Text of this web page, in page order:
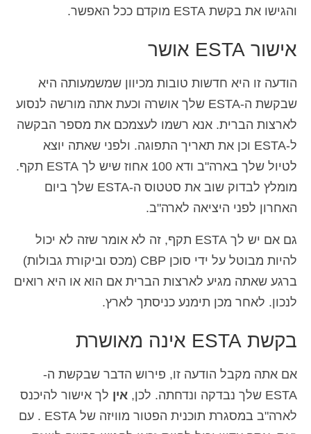
והגישו את בקשת ESTA מוקדם ככל האפשר.
אישור ESTA אושר
הודעה זו היא חדשות טובות מכיוון שמשמעותה היא
שבקשת ה-ESTA שלך אושרה וכעת אתה מורשה לנסוע
לארצות הברית. אנא רשמו לעצמכם את מספר הבקשה
ל-ESTA וכן את תאריך התפוגה. ולפני שאתה יוצא
לטיול שלך בארה"ב ודא 100 אחוז שיש לך ESTA תקף.
מומלץ לבדוק שוב את סטטוס ה-ESTA שלך ביום
האחרון לפני היציאה לארה"ב.
גם אם יש לך ESTA תקף, זה לא אומר שזה לא יכול
להיות מבוטל על ידי סוכן CBP (מכס וביקורת גבולות)
ברגע שאתה מגיע לארצות הברית אם הוא או היא רואים
לנכון. לאחר מכן תימנע כניסתך לארץ.
בקשת ESTA אינה מאושרת
אם אתה מקבל הודעה זו, פירוש הדבר שבקשת ה-
ESTA שלך נבדקה ונדחתה. לכן,
אין לך אישור להיכנס
לארה"ב במסגרת תוכנית הפטור מוויזה של ESTA . עם